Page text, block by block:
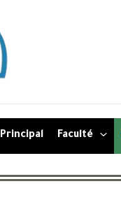
Principal Faculté